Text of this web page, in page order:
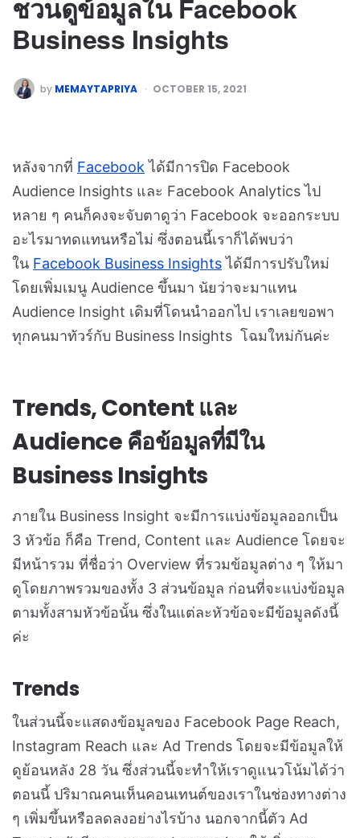
ชวนดูข้อมูลใน Facebook
Business Insights
by MEMAYTAPRIYA OCTOBER 15, 2021
หลังจากที่ Facebook ได้มีการปิด Facebook
Audience Insights และ Facebook Analytics ไป
หลาย ๆ คนก็คงจะจับตาดูว่า Facebook จะออกระบบ
อะไรมาทดแทนหรือไม่ ซึ่งตอนนี้เราก็ได้พบว่า
ใน Facebook Business Insightsได้มีการปรับใหม่
โดยเพิ่มเมนู Audience ขึ้นมา นัยว่าจะมาแทน
Audience Insight เดิมที่โดนนำออกไป เราเลยขอพา
ทุกคนมาทัวร์กับ Business Insights โฉมใหม่กันค่ะ
Trends, Content และ
Audience คือข้อมูลที่มีใน
Business Insights
ภายใน Business Insight จะมีการแบ่งข้อมูลออกเป็น
3 หัวข้อ ก็คือ Trend, Content และ Audience โดยจะ
มีหน้ารวม ที่ชื่อว่า Overview ที่รวมข้อมูลต่าง ๆ ให้มา
ดูโดยภาพรวมของทั้ง 3 ส่วนข้อมูล ก่อนที่จะแบ่งข้อมูล
ตามทั้งสามหัวข้อนั้น ซึ่งในแต่ละหัวข้อจะมีข้อมูลดังนี้
ค่ะ
Trends
ในส่วนนี้จะแสดงข้อมูลของ Facebook Page Reach,
Instagram Reach และ Ad Trends โดยจะมีข้อมูลให้
ดูย้อนหลัง 28 วัน ซึ่งส่วนนี้จะทำให้เราดูแนวโน้มได้ว่า
ตอนนี้ ปริมาณคนเห็นคอนเทนต์ของเราในช่องทางต่าง
ๆ เพิ่มขึ้นหรือลดลงอย่างไรบ้าง นอกจากนี้ตัว Ad